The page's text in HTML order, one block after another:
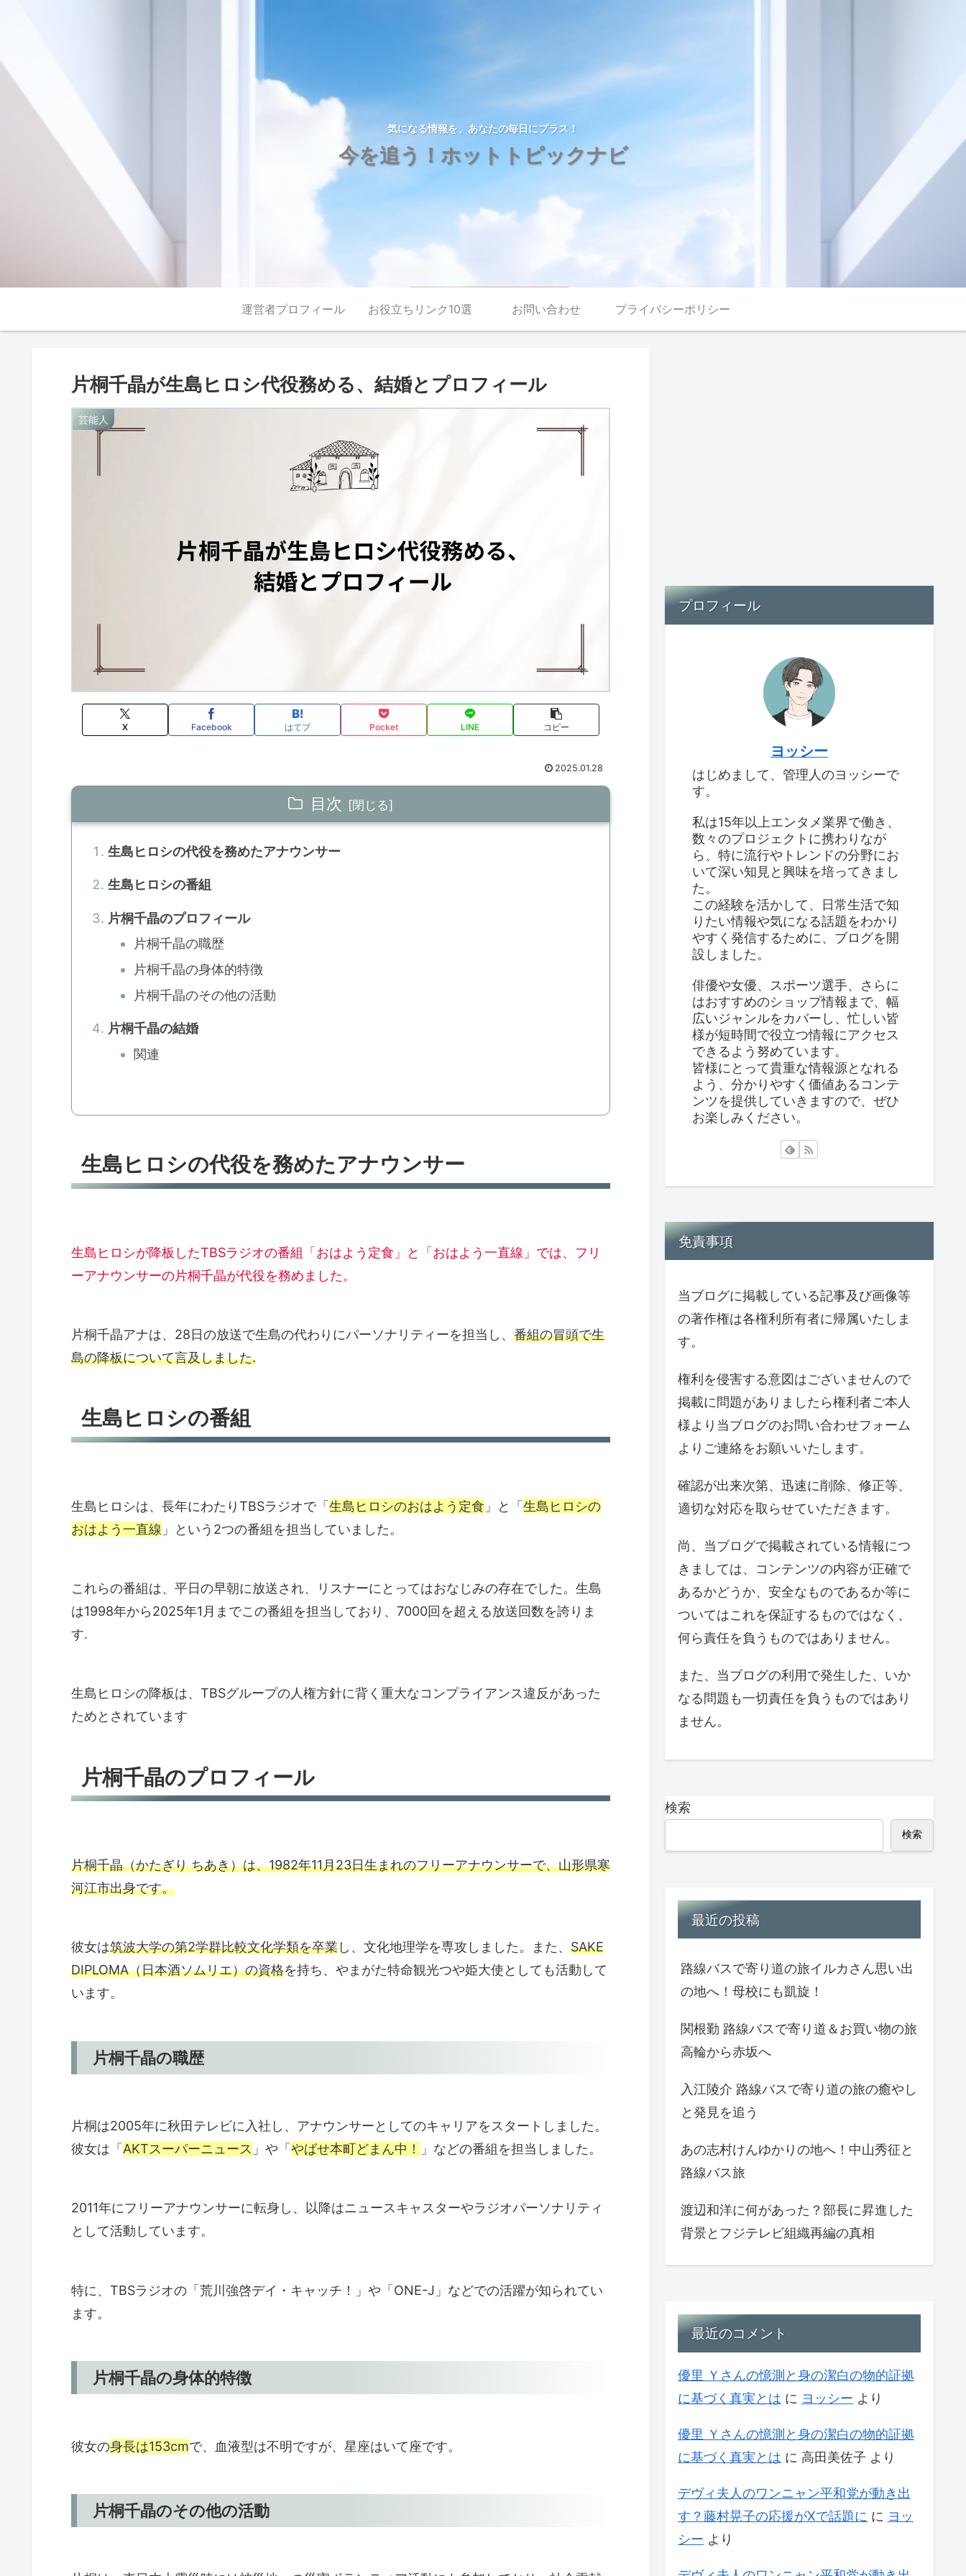
気になる情報を、あなたの毎日にプラス！
今を追う！ホットトピックナビ
運営者プロフィール お役立ちリンク10選 お問い合わせ プライバシーポリシー
片桐千晶が生島ヒロシ代役務める、結婚とプロフィール
芸能人
X Facebook はてブ Pocket LINE コピー
2025.01.28
目次
生島ヒロシの代役を務めたアナウンサー
生島ヒロシの番組
片桐千晶のプロフィール
片桐千晶の職歴
片桐千晶の身体的特徴
片桐千晶のその他の活動
片桐千晶の結婚
関連
生島ヒロシの代役を務めたアナウンサー
生島ヒロシが降板したTBSラジオの番組「おはよう定食」と「おはよう一直線」では、フリ
ーアナウンサーの片桐千晶が代役を務めました。
片桐千晶アナは、28日の放送で生島の代わりにパーソナリティーを担当し、 番組の冒頭で生
島の降板について言及しました.
生島ヒロシの番組
生島ヒロシは、長年にわたりTBSラジオで「生島ヒロシのおはよう定食 」と「生島ヒロシの
おはよう一直線 」という2つの番組を担当していました。
これらの番組は、平日の早朝に放送され、リスナーにとってはおなじみの存在でした。生島
は1998年から2025年1月までこの番組を担当しており、7000回を超える放送回数を誇りま
す.
生島ヒロシの降板は、TBSグループの人権方針に背く重大なコンプライアンス違反があった
ためとされています
片桐千晶のプロフィール
片桐千晶（かたぎり ちあき）は、1982年11月23日生まれのフリーアナウンサーで、山形県寒
河江市出身です。
彼女は筑波大学の第2学群比較文化学類を卒業し、文化地理学を専攻しました。また、 SAKE
DIPLOMA（日本酒ソムリエ）の資格を持ち、やまがた特命観光つや姫大使としても活動して
います。
片桐千晶の職歴
片桐は2005年に秋田テレビに入社し、アナウンサーとしてのキャリアをスタートしました。
彼女は「 AKTスーパーニュース 」や「 やばせ本町どまん中！ 」などの番組を担当しました。
2011年にフリーアナウンサーに転身し、以降はニュースキャスターやラジオパーソナリティ
として活動しています。
特に、TBSラジオの「荒川強啓デイ・キャッチ！」や「ONE-J」などでの活躍が知られてい
ます。
片桐千晶の身体的特徴
彼女の身長は153cmで、血液型は不明ですが、星座はいて座です。
片桐千晶のその他の活動
プロフィール
ヨッシー
はじめまして、管理人のヨッシーで
す。
私は15年以上エンタメ業界で働き、
数々のプロジェクトに携わりなが
ら、特に流行やトレンドの分野にお
いて深い知見と興味を培ってきまし
た。
この経験を活かして、日常生活で知
りたい情報や気になる話題をわかり
やすく発信するために、ブログを開
設しました。
俳優や女優、スポーツ選手、さらに
はおすすめのショップ情報まで、幅
広いジャンルをカバーし、忙しい皆
様が短時間で役立つ情報にアクセス
できるよう努めています。
皆様にとって貴重な情報源となれる
よう、分かりやすく価値あるコンテ
ンツを提供していきますので、ぜひ
お楽しみください。
免責事項
当ブログに掲載している記事及び画像等
の著作権は各権利所有者に帰属いたしま
す。
権利を侵害する意図はございませんので
掲載に問題がありましたら権利者ご本人
様より当ブログのお問い合わせフォーム
よりご連絡をお願いいたします。
確認が出来次第、迅速に削除、修正等、
適切な対応を取らせていただきます。
尚、当ブログで掲載されている情報につ
きましては、コンテンツの内容が正確で
あるかどうか、安全なものであるか等に
ついてはこれを保証するものではなく、
何ら責任を負うものではありません。
また、当ブログの利用で発生した、いか
なる問題も一切責任を負うものではあり
ません。
検索
検索
最近の投稿
路線バスで寄り道の旅イルカさん思い出
の地へ！母校にも凱旋！
関根勤 路線バスで寄り道＆お買い物の旅
高輪から赤坂へ
入江陵介 路線バスで寄り道の旅の癒やし
と発見を追う
あの志村けんゆかりの地へ！中山秀征と
路線バス旅
渡辺和洋に何があった？部長に昇進した
背景とフジテレビ組織再編の真相
最近のコメント
優里 Ｙさんの憶測と身の潔白の物的証拠
に基づく真実とは に ヨッシー より
優里 Ｙさんの憶測と身の潔白の物的証拠
に基づく真実とは に 高田美佐子 より
デヴィ夫人のワンニャン平和党が動き出
す？藤村晃子の応援がXで話題に に ヨッ
シー より